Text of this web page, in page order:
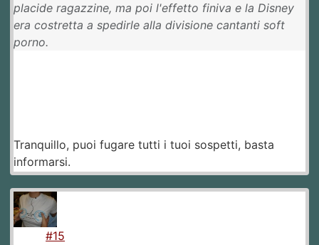
placide ragazzine, ma poi l'effetto finiva e la Disney
era costretta a spedirle alla divisione cantanti soft
porno.
Tranquillo, puoi fugare tutti i tuoi sospetti, basta
informarsi.
#15